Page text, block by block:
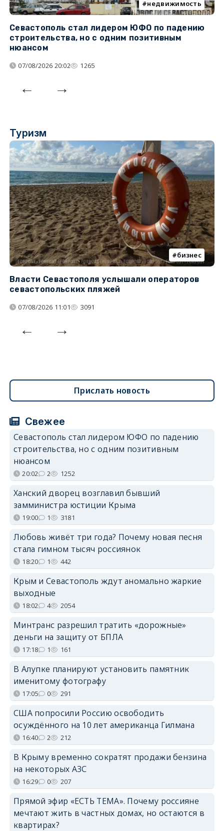
недвижимость
Севастополь стал лидером ЮФО по падению
строительства, но с одним позитивным
нюансом
07/08/2026 20:02 1265
Туризм
бизнес
Власти Севастополя услышали операторов
севастопольских пляжей
07/08/2026 11:01 3091
Прислать новость
Свежее
Севастополь стал лидером ЮФО по падению
строительства, но с одним позитивным
нюансом
20:02 2 1252
Ханский дворец возглавил бывший
замминистра юстиции Крыма
19:00 1 3181
Любовь живёт три года? Почему новая песня
стала гимном тысяч россиянок
18:20 1 442
Крым и Севастополь ждут аномально жаркие
выходные
18:02 4 2054
Минтранс разрешил тратить «дорожные»
деньги на защиту от БПЛА
17:18 1 161
В Алупке планируют установить памятник
именитому фотографу
17:05 0 291
США попросили Россию освободить
осуждённого на 10 лет американца Гилмана
16:40 2 212
В Крыму временно сократят продажи бензина
на некоторых АЗС
16:29 0 207
Прямой эфир «ЕСТЬ ТЕМА». Почему россияне
мечтают жить в частных домах, но остаются в
квартирах?